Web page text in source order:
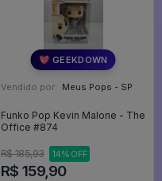
💖 GEEKDOWN
Vendido por: Meus Pops - SP
Funko Pop Kevin Malone - The
Office #874
R$ 185,93 14% OFF
R$ 159,90